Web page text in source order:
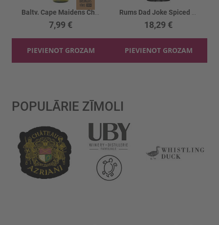
7,99 €
PIEVIENOT GROZAM
18,29 €
PIEVIENOT GROZAM
POPULĀRIE ZĪMOLI